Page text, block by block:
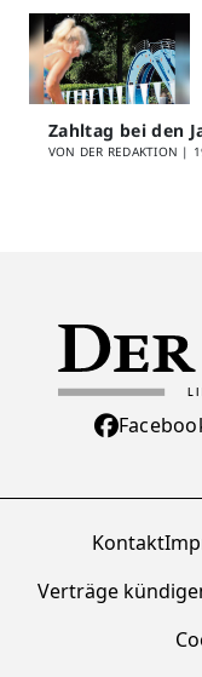
Zahltag bei den
VON DER REDAKTION |
Kontakt
Verträge